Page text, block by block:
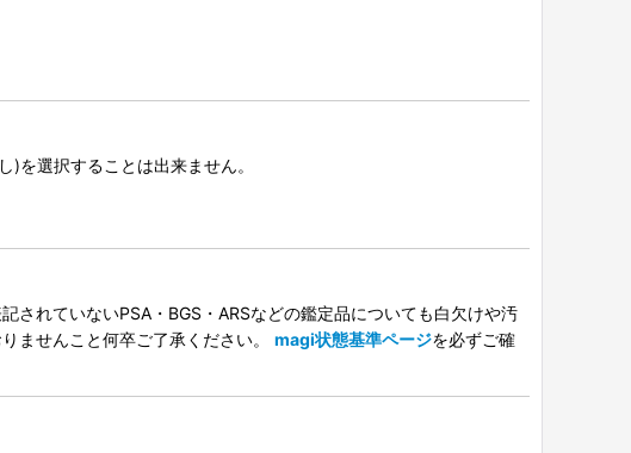
を選択することは出来ません。
されていないPSA・BGS・ARSなどの鑑定品についても白欠けや汚
ませんこと何卒ご了承ください。 magi状態基準ページを必ずご確